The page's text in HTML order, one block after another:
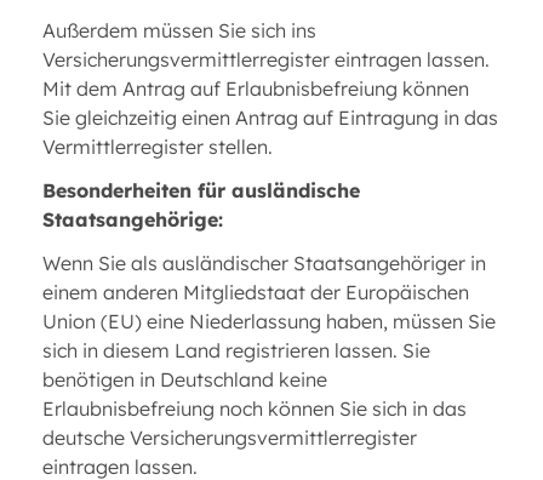
Außerdem müssen Sie sich ins
Versicherungsvermittlerregister eintragen lassen.
Mit dem Antrag auf Erlaubnisbefreiung können
Sie gleichzeitig einen Antrag auf Eintragung in das
Vermittlerregister stellen.
Besonderheiten für ausländische
Staatsangehörige:
Wenn Sie als ausländischer Staatsangehöriger in
einem anderen Mitgliedstaat der Europäischen
Union (EU) eine Niederlassung haben, müssen Sie
sich in diesem Land registrieren lassen. Sie
benötigen in Deutschland keine
Erlaubnisbefreiung noch können Sie sich in das
deutsche Versicherungsvermittlerregister
eintragen lassen.